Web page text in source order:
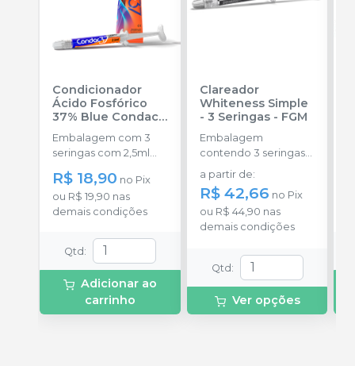
Condicionador
Ácido Fosfórico
37% Blue Condac-
FGM
Embalagem com 3
seringas com 2,5ml
cada uma e 3
ponteiras para
aplicação.
R$ 18,90 no Pix
ou R$ 19,90 nas
demais condições
Qtd :
Adicionar ao
carrinho
Clareador
Whiteness Simple
- 3 Seringas- FGM
Embalagem
contendo 3 seringas
com 3g de gel cada
uma.
a partir de:
R$ 42,66 no Pix
ou R$ 44,90 nas
demais condições
Qtd :
Ver opções